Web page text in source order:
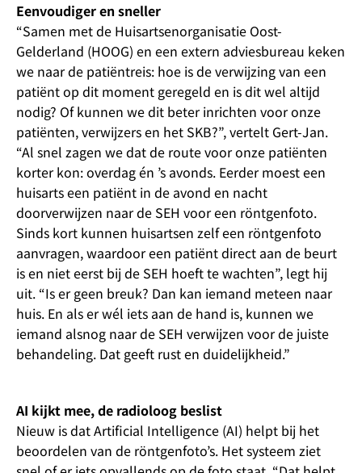
Eenvoudiger en sneller
“Samen met de Huisartsenorganisatie Oost-
Gelderland (HOOG) en een extern adviesbureau keken
we naar de patiëntreis: hoe is de verwijzing van een
patiënt op dit moment geregeld en is dit wel altijd
nodig? Of kunnen we dit beter inrichten voor onze
patiënten, verwijzers en het SKB?”, vertelt Gert-Jan.
“Al snel zagen we dat de route voor onze patiënten
korter kon: overdag én ’s avonds. Eerder moest een
huisarts een patiënt in de avond en nacht
doorverwijzen naar de SEH voor een röntgenfoto.
Sinds kort kunnen huisartsen zelf een röntgenfoto
aanvragen, waardoor een patiënt direct aan de beurt
is en niet eerst bij de SEH hoeft te wachten”, legt hij
uit. “Is er geen breuk? Dan kan iemand meteen naar
huis. En als er wél iets aan de hand is, kunnen we
iemand alsnog naar de SEH verwijzen voor de juiste
behandeling. Dat geeft rust en duidelijkheid.”
AI kijkt mee, de radioloog beslist
Nieuw is dat Artificial Intelligence (AI) helpt bij het
beoordelen van de röntgenfoto’s. Het systeem ziet